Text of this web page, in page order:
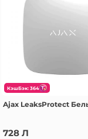
КэшБэк: 364
Ajax LeaksProtect
728 Л